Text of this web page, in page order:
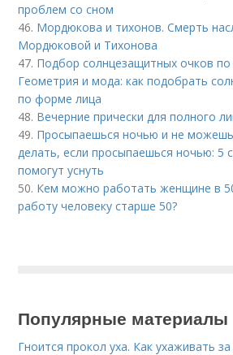
проблем со сном
46. Мордюкова и тихонов. Смерть
Мордюковой и Тихонова
47. Подбор солнцезащитных очков
Геометрия и мода: как подобрать
по форме лица
48. Вечерние прически для полного
49. Просыпаешься ночью и не можешь
делать, если просыпаешься ночью: 5
помогут уснуть
50. Кем можно работать женщине в
работу человеку старше 50?
Популярные материалы
Гноится прокол уха. Как ухаживать